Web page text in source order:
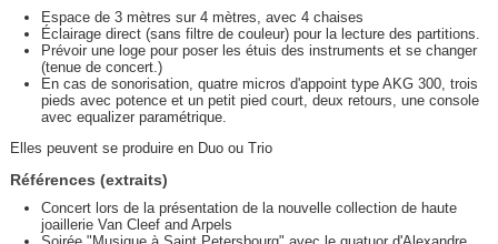
Espace de 3 mètres sur 4 mètres, avec 4 chaises
Éclairage direct (sans filtre de couleur) pour la lecture des partitions.
Prévoir une loge pour poser les étuis des instruments et se changer
(tenue de concert.)
En cas de sonorisation, quatre micros d'appoint type AKG 300, trois
pieds avec potence et un petit pied court, deux retours, une console
avec equalizer paramétrique.
Elles peuvent se produire en Duo ou Trio
Références (extraits)
Concert lors de la présentation de la nouvelle collection de haute
joaillerie Van Cleef and Arpels